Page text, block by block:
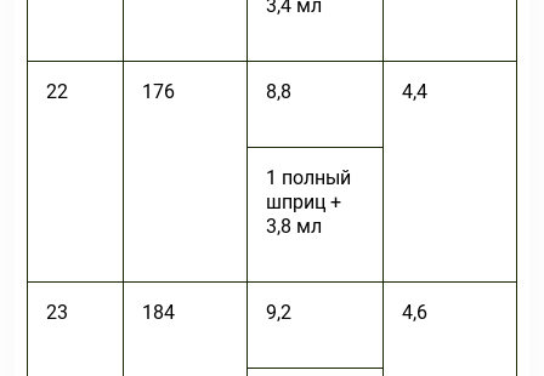
3,4 мл
22 176 8,8 4,4
1 полный
шприц +
3,8 мл
23 184 9,2 4,6